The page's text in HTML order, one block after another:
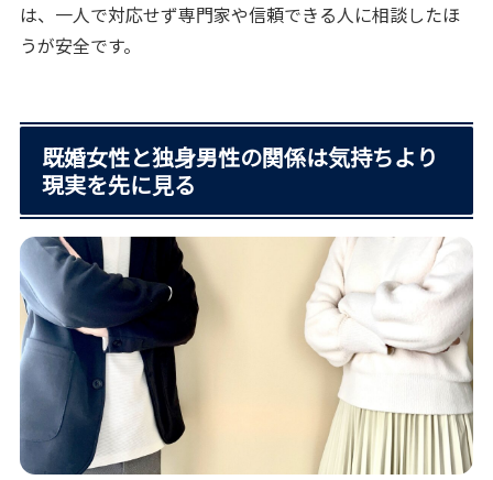
は、一人で対応せず専門家や信頼できる人に相談したほ
うが安全です。
既婚女性と独身男性の関係は気持ちより
現実を先に見る